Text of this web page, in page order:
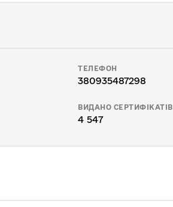
ТЕЛЕФОН
380935487298
ВИДАНО СЕРТИФІКАТІВ
4 547